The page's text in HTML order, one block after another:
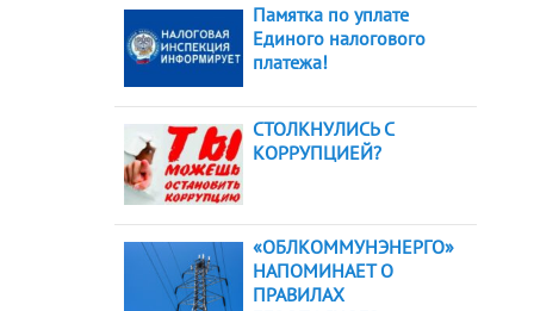
Памятка по уплате
Единого налогового
платежа!
СТОЛКНУЛИСЬ С
КОРРУПЦИЕЙ?
«ОБЛКОММУНЭНЕРГО»
НАПОМИНАЕТ О
ПРАВИЛАХ